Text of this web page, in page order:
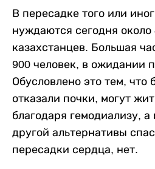
В пересадке того или
нуждаются сегодня около
казахстанцев. Большая
900 человек, в ожидании
Обусловлено это тем, что
отказали почки, могут
благодаря гемодиализу, а
другой альтернативы
пересадки сердца, нет.